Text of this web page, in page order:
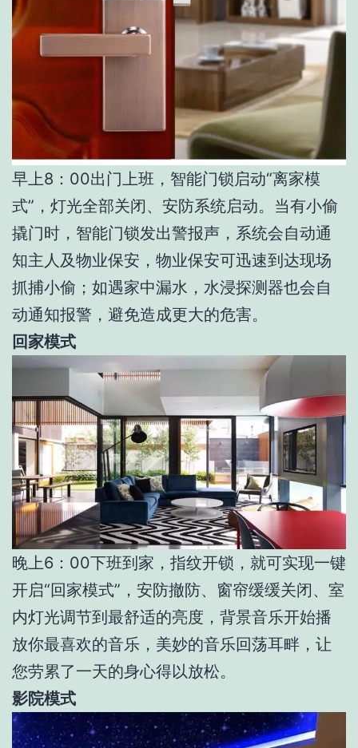
早上8：00出门上班，智能门锁启动“离家模
式”，灯光全部关闭、安防系统启动。当有小偷
撬门时，智能门锁发出警报声，系统会自动通
知主人及物业保安，物业保安可迅速到达现场
抓捕小偷；如遇家中漏水，水浸探测器也会自
动通知报警，避免造成更大的危害。
回家模式
晚上6：00下班到家，指纹开锁，就可实现一键
开启“回家模式”，安防撤防、窗帘缓缓关闭、室
内灯光调节到最舒适的亮度，背景音乐开始播
放你最喜欢的音乐，美妙的音乐回荡耳畔，让
您劳累了一天的身心得以放松。
影院模式